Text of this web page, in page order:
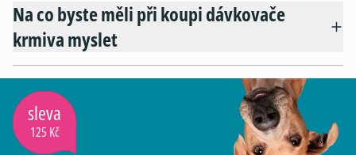
Na co byste měli při koupi dávkovače
krmiva myslet
sleva
125 Kč